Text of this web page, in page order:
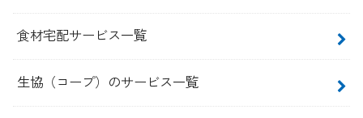
食材宅配サービス一覧
生協（コープ）のサービス一覧